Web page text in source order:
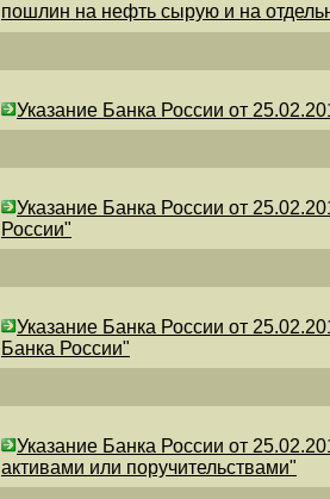
пошлин на нефть сырую и на
Указание Банка России от
Указание Банка России от
России"
Указание Банка России от
Банка России"
Указание Банка России от
активами или поручительствами"